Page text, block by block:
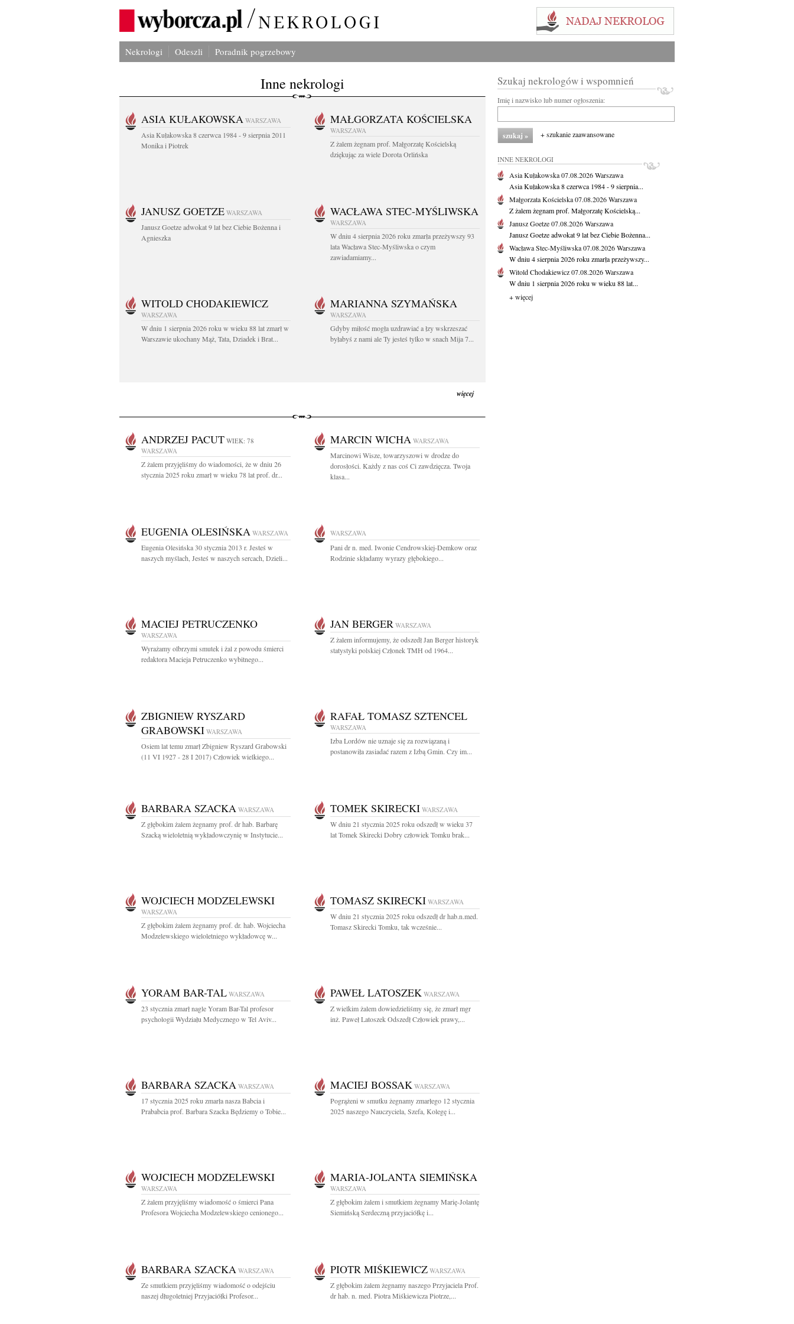
Nekrologi Odeszli Poradnik pogrzebowy
Inne nekrologi
ASIA KUŁAKOWSKA WARSZAWA
Asia Kułakowska 8 czerwca 1984 - 9 sierpnia 2011
Monika i Piotrek
MAŁGORZATA KOŚCIELSKA
WARSZAWA
Z żalem żegnam prof. Małgorzatę Kościelską
dziękując za wiele Dorota Orlińska
JANUSZ GOETZE WARSZAWA
Janusz Goetze adwokat 9 lat bez Ciebie Bożenna i
Agnieszka
WACŁAWA STEC-MYŚLIWSKA
WARSZAWA
W dniu 4 sierpnia 2026 roku zmarła przeżywszy 93
lata Wacława Stec-Myśliwska o czym
zawiadamiamy...
WITOLD CHODAKIEWICZ
WARSZAWA
W dniu 1 sierpnia 2026 roku w wieku 88 lat zmarł w
Warszawie ukochany Mąż, Tata, Dziadek i Brat...
MARIANNA SZYMAŃSKA
WARSZAWA
Gdyby miłość mogła uzdrawiać a łzy wskrzeszać
byłabyś z nami ale Ty jesteś tylko w snach Mija 7...
więcej
ANDRZEJ PACUT WIEK: 78
WARSZAWA
Z żalem przyjęliśmy do wiadomości, że w dniu 26
stycznia 2025 roku zmarł w wieku 78 lat prof. dr...
MARCIN WICHA WARSZAWA
Marcinowi Wisze, towarzyszowi w drodze do
dorosłości. Każdy z nas coś Ci zawdzięcza. Twoja
klasa...
EUGENIA OLESIŃSKA WARSZAWA
Eugenia Olesińska 30 stycznia 2013 r. Jesteś w
naszych myślach, Jesteś w naszych sercach, Dzieli...
WARSZAWA
Pani dr n. med. Iwonie Cendrowskiej-Demkow oraz
Rodzinie składamy wyrazy głębokiego...
MACIEJ PETRUCZENKO
WARSZAWA
Wyrażamy olbrzymi smutek i żal z powodu śmierci
redaktora Macieja Petruczenko wybitnego...
JAN BERGER WARSZAWA
Z żalem informujemy, że odszedł Jan Berger historyk
statystyki polskiej Członek TMH od 1964...
ZBIGNIEW RYSZARD
GRABOWSKI WARSZAWA
Osiem lat temu zmarł Zbigniew Ryszard Grabowski
(11 VI 1927 - 28 I 2017) Człowiek wielkiego...
RAFAŁ TOMASZ SZTENCEL
WARSZAWA
Izba Lordów nie uznaje się za rozwiązaną i
postanowiła zasiadać razem z Izbą Gmin. Czy im...
BARBARA SZACKA WARSZAWA
Z głębokim żalem żegnamy prof. dr hab. Barbarę
Szacką wieloletnią wykładowczynię w Instytucie...
TOMEK SKIRECKI WARSZAWA
W dniu 21 stycznia 2025 roku odszedł w wieku 37
lat Tomek Skirecki Dobry człowiek Tomku brak...
WOJCIECH MODZELEWSKI
WARSZAWA
Z głębokim żalem żegnamy prof. dr. hab. Wojciecha
Modzelewskiego wieloletniego wykładowcę w...
TOMASZ SKIRECKI WARSZAWA
W dniu 21 stycznia 2025 roku odszedł dr hab.n.med.
Tomasz Skirecki Tomku, tak wcześnie...
YORAM BAR-TAL WARSZAWA
23 stycznia zmarł nagle Yoram Bar-Tal profesor
psychologii Wydziału Medycznego w Tel Aviv...
PAWEŁ LATOSZEK WARSZAWA
Z wielkim żalem dowiedzieliśmy się, że zmarł mgr
inż. Paweł Latoszek Odszedł Człowiek prawy,...
BARBARA SZACKA WARSZAWA
17 stycznia 2025 roku zmarła nasza Babcia i
Prababcia prof. Barbara Szacka Będziemy o Tobie...
MACIEJ BOSSAK WARSZAWA
Pogrążeni w smutku żegnamy zmarłego 12 stycznia
2025 naszego Nauczyciela, Szefa, Kolegę i...
WOJCIECH MODZELEWSKI
WARSZAWA
Z żalem przyjęliśmy wiadomość o śmierci Pana
Profesora Wojciecha Modzelewskiego cenionego...
MARIA-JOLANTA SIEMIŃSKA
WARSZAWA
Z głębokim żalem i smutkiem żegnamy Marię-Jolantę
Siemińską Serdeczną przyjaciółkę i...
BARBARA SZACKA WARSZAWA
Ze smutkiem przyjęliśmy wiadomość o odejściu
naszej długoletniej Przyjaciółki Profesor...
PIOTR MIŚKIEWICZ WARSZAWA
Z głębokim żalem żegnamy naszego Przyjaciela Prof.
dr hab. n. med. Piotra Miśkiewicza Piotrze,...
Szukaj nekrologów i wspomnień
Imię i nazwisko lub numer ogłoszenia:
+ szukanie zaawansowane
INNE NEKROLOGI
Asia Kułakowska07.08.2026Warszawa
Asia Kułakowska 8 czerwca 1984 - 9 sierpnia...
Małgorzata Kościelska07.08.2026Warszawa
Z żalem żegnam prof. Małgorzatę Kościelską...
Janusz Goetze07.08.2026Warszawa
Janusz Goetze adwokat 9 lat bez Ciebie Bożenna...
Wacława Stec-Myśliwska07.08.2026Warszawa
W dniu 4 sierpnia 2026 roku zmarła przeżywszy...
Witold Chodakiewicz07.08.2026Warszawa
W dniu 1 sierpnia 2026 roku w wieku 88 lat...
+ więcej